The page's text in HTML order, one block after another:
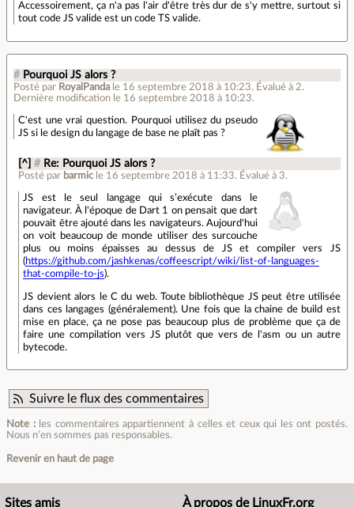
Accessoirement, ça n'a pas l'air d'être très dur de s'y mettre, surtout si
tout code JS valide est un code TS valide.
# Pourquoi JS alors ?
Posté par RoyalPanda le 16 septembre 2018 à 10:23. Évalué à 2.
Dernière modification le 16 septembre 2018 à 10:23.
C'est une vrai question. Pourquoi utilisez du pseudo
JS si le design du langage de base ne plaît pas ?
[^] # Re: Pourquoi JS alors ?
Posté par barmic le 16 septembre 2018 à 11:33. Évalué à 3.
JS est le seul langage qui s’exécute dans le
navigateur. À l'époque de Dart 1 on pensait que dart
pouvait être ajouté dans les navigateurs. Aujourd'hui
on voit beaucoup de monde utiliser des surcouche
plus ou moins épaisses au dessus de JS et compiler vers JS
(https://github.com/jashkenas/coffeescript/wiki/list-of-languages-
that-compile-to-js).
JS devient alors le C du web. Toute bibliothèque JS peut être utilisée
dans ces langages (généralement). Une fois que la chaine de build est
mise en place, ça ne pose pas beaucoup plus de problème que ça de
faire une compilation vers JS plutôt que vers de l'asm ou un autre
bytecode.
Suivre le flux des commentaires
Note :les commentaires appartiennent à celles et ceux qui les ont postés.
Nous n’en sommes pas responsables.
Revenir en haut de page
Sites amis À propos de LinuxFr.org